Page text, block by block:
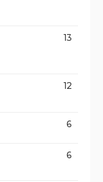
13
12
6
6